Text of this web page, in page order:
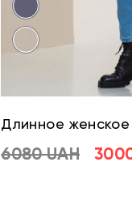
Длинное
6080 UAH